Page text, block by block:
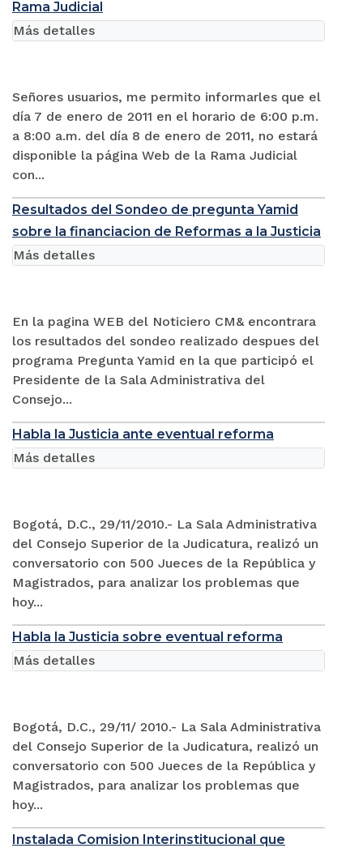
Rama Judicial
Señores usuarios, me permito informarles que el
día 7 de enero de 2011 en el horario de 6:00 p.m.
a 8:00 a.m. del día 8 de enero de 2011, no estará
disponible la página Web de la Rama Judicial
con...
Más detalles
Resultados del Sondeo de pregunta Yamid
sobre la financiacion de Reformas a la Justicia
En la pagina WEB del Noticiero CM& encontrara
los resultados del sondeo realizado despues del
programa Pregunta Yamid en la que participó el
Presidente de la Sala Administrativa del
Consejo...
Más detalles
Habla la Justicia ante eventual reforma
Bogotá, D.C., 29/11/2010.- La Sala Administrativa
del Consejo Superior de la Judicatura, realizó un
conversatorio con 500 Jueces de la República y
Magistrados, para analizar los problemas que
hoy...
Más detalles
Habla la Justicia sobre eventual reforma
Bogotá, D.C., 29/11/ 2010.- La Sala Administrativa
del Consejo Superior de la Judicatura, realizó un
conversatorio con 500 Jueces de la República y
Magistrados, para analizar los problemas que
hoy...
Más detalles
Instalada Comision Interinstitucional que